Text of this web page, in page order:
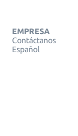
EMPRESA
Contáctanos
Español